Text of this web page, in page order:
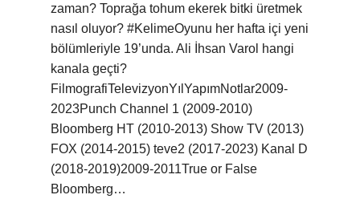
zaman? Toprağa tohum ekerek bitki üretmek
nasıl oluyor? #KelimeOyunu her hafta içi yeni
bölümleriyle 19’unda. Ali İhsan Varol hangi
kanala geçti?
FilmografiTelevizyonYılYapımNotlar2009-
2023Punch Channel 1 (2009-2010)
Bloomberg HT (2010-2013) Show TV (2013)
FOX (2014-2015) teve2 (2017-2023) Kanal D
(2018-2019)2009-2011True or False
Bloomberg…